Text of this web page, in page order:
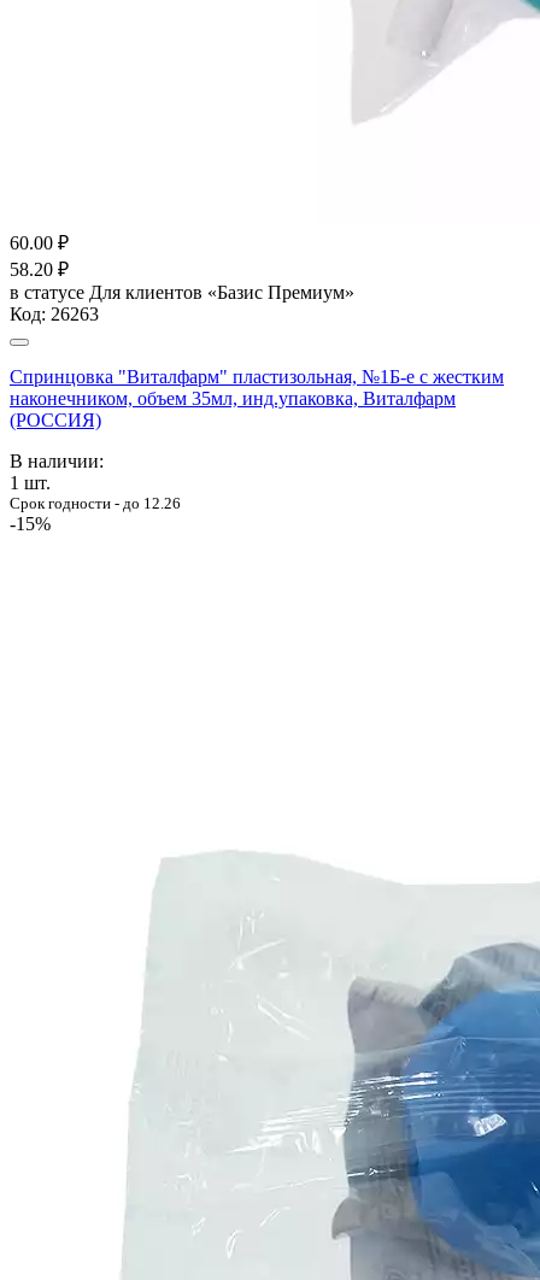
60.00 ₽
58.20 ₽
в статусе Для клиентов «Базис Премиум»
Код: 26263
Спринцовка "Виталфарм" пластизольная, №1Б-е с жестким
наконечником, объем 35мл, инд.упаковка, Виталфарм
(РОССИЯ)
В наличии:
1 шт.
Срок годности - до 12.26
-15%